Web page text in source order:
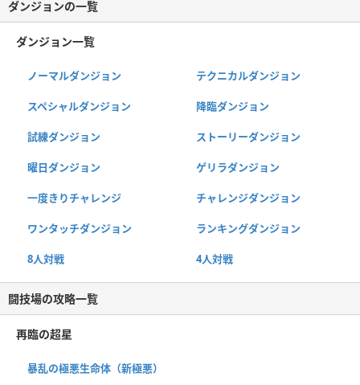
ダンジョンの一覧
ダンジョン一覧
ノーマルダンジョン テクニカルダンジョン
スペシャルダンジョン 降臨ダンジョン
試練ダンジョン ストーリーダンジョン
曜日ダンジョン ゲリラダンジョン
一度きりチャレンジ チャレンジダンジョン
ワンタッチダンジョン ランキングダンジョン
8人対戦 4人対戦
闘技場の攻略一覧
再臨の超星
暴乱の極悪生命体（新極悪）